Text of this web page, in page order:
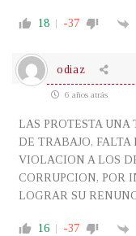
18 -37
odiaz
6 años atrás
LAS PROTESTA UNA
DE TRABAJO,
VIOLACION A LOS
CORRUPCION, POR
LOGRAR SU
16 -37